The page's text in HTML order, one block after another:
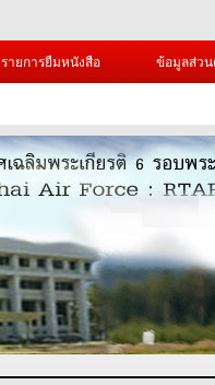
รายการยืมหนังสือ ข้อมูลส่ว